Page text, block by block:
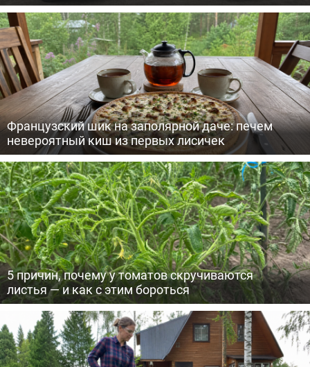
Французский шик на заполярной даче: печем
невероятный киш из первых лисичек
5 причин, почему у томатов скручиваются
листья — и как с этим бороться